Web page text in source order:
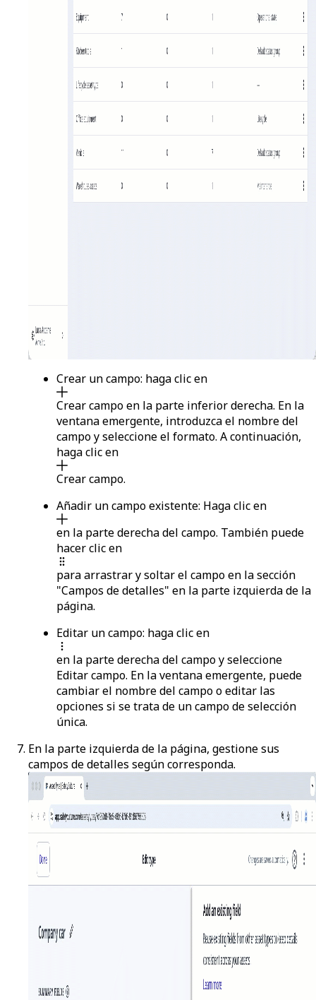
Crear un campo: haga clic en
Crear campoen la parte inferior derecha. En la
ventana emergente, introduzca el nombre del
campo y seleccione el formato. A continuación,
haga clic en
Crear campo.
Añadir un campo existente: Haga clic en
en la parte derecha del campo. También puede
hacer clic en
para arrastrar y soltar el campo en la sección
"Campos de detalles" en la parte izquierda de la
página.
Editar un campo: haga clic en
en la parte derecha del campo y seleccione
Editar campo. En la ventana emergente, puede
cambiar el nombre del campo o editar las
opciones si se trata de un campo de selección
única.
En la parte izquierda de la página, gestione sus
campos de detalles según corresponda.